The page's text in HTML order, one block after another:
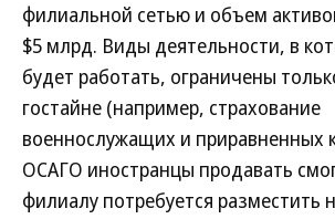
филиальной сетью и объем
$5 млрд. Виды деятельности, в
будет работать, ограничены
гостайне (например, страхование
военнослужащих и приравненных
ОСАГО иностранцы продавать
филиалу потребуется разместить